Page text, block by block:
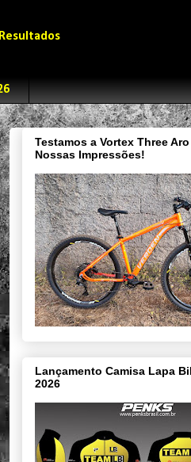
Resultados
Testamos a Vortex Three
Nossas Impressões!
Lançamento Camisa Lapa
2026